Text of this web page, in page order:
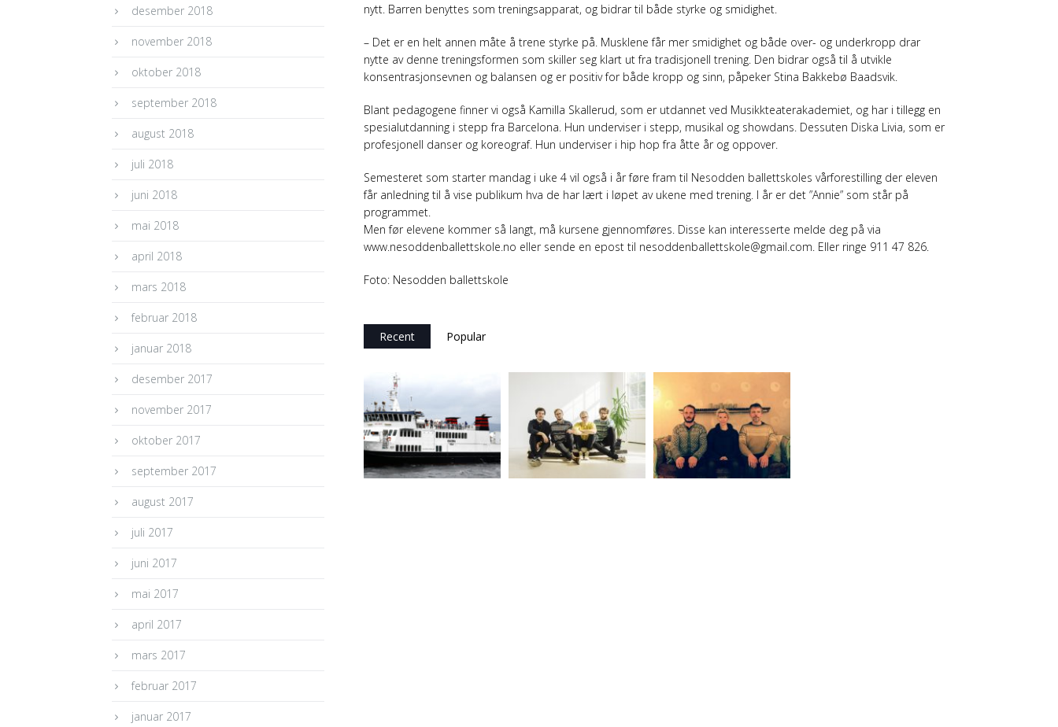
nytt. Barren benyttes som treningsapparat, og bidrar til både styrke og smidighet.
– Det er en helt annen måte å trene styrke på. Musklene får mer smidighet og både over- og underkropp drar
nytte av denne treningsformen som skiller seg klart ut fra tradisjonell trening. Den bidrar også til å utvikle
konsentrasjonsevnen og balansen og er positiv for både kropp og sinn, påpeker Stina Bakkebø Baadsvik.
Blant pedagogene finner vi også Kamilla Skallerud, som er utdannet ved Musikkteaterakademiet, og har i tillegg en
spesialutdanning i stepp fra Barcelona. Hun underviser i stepp, musikal og showdans. Dessuten Diska Livia, som er
profesjonell danser og koreograf. Hun underviser i hip hop fra åtte år og oppover.
Semesteret som starter mandag i uke 4 vil også i år føre fram til Nesodden ballettskoles vårforestilling der eleven
får anledning til å vise publikum hva de har lært i løpet av ukene med trening. I år er det ”Annie” som står på
programmet.
Men før elevene kommer så langt, må kursene gjennomføres. Disse kan interesserte melde deg på via
www.nesoddenballettskole.no eller sende en epost til nesoddenballettskole@gmail.com. Eller ringe 911 47 826.
Foto: Nesodden ballettskole
Recent Popular
desember 2018
november 2018
oktober 2018
september 2018
august 2018
juli 2018
juni 2018
mai 2018
april 2018
mars 2018
februar 2018
januar 2018
desember 2017
november 2017
oktober 2017
september 2017
august 2017
juli 2017
juni 2017
mai 2017
april 2017
mars 2017
februar 2017
januar 2017